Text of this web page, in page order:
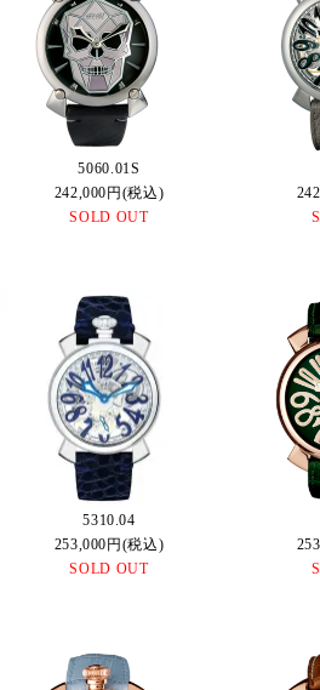
5060.01S
242,000円(税込)
SOLD OUT
5310.04
253,000円(税込)
SOLD OUT